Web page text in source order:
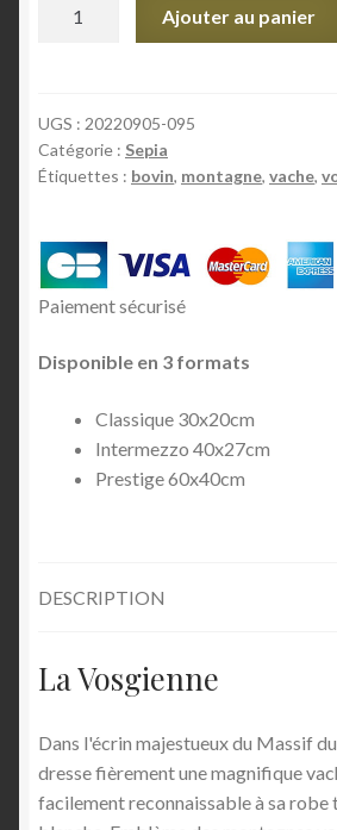
Ajouter au panier
UGS : 20220905-095
Catégorie : Sepia
Étiquettes : bovin, montagne, vache,
Paiement sécurisé
Disponible en 3 formats
Classique 30x20cm
Intermezzo 40x27cm
Prestige 60x40cm
DESCRIPTION
La Vosgienne
Dans l'écrin majestueux du Massif
dresse fièrement une magnifique
facilement reconnaissable à sa robe